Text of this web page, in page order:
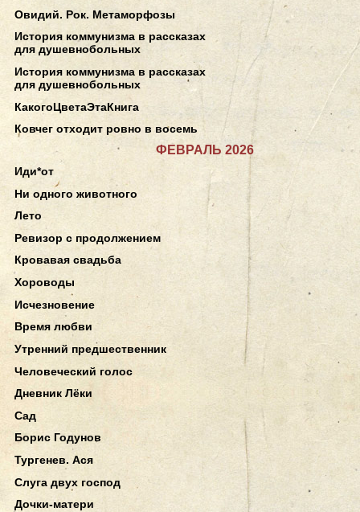
Овидий. Рок. Метаморфозы
История коммунизма в рассказах
для душевнобольных
История коммунизма в рассказах
для душевнобольных
КакогоЦветаЭтаКнига
Ковчег отходит ровно в восемь
ФЕВРАЛЬ 2026
Иди*от
Ни одного животного
Лето
Ревизор с продолжением
Кровавая свадьба
Хороводы
Исчезновение
Время любви
Утренний предшественник
Человеческий голос
Дневник Лёки
Сад
Борис Годунов
Тургенев. Ася
Слуга двух господ
Дочки-матери